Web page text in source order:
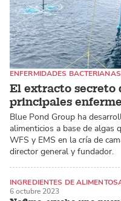
El extracto secreto
principales
ENFERMIDADES BACTERIANAS
Blue Pond Group ha
alimenticios a base de algas
WFS y EMS en la cría de
director general y fundador.
INGREDIENTES DE ALIMENTOS
SALMÓN DEL ATLÁNTICO
6 octubre 2023